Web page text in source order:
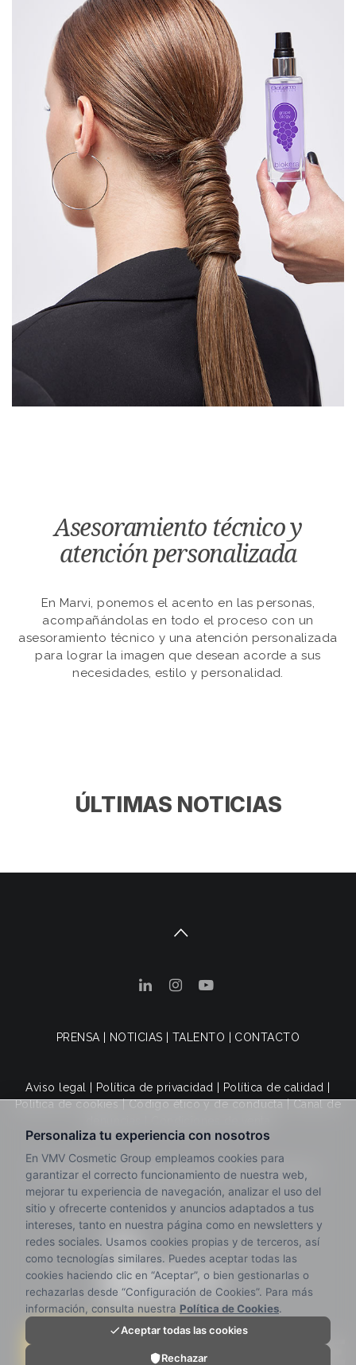
Asesoramiento técnico y
atención personalizada
En Marvi, ponemos el acento en las personas,
acompañándolas en todo el proceso con un
asesoramiento técnico y una atención personalizada
para lograr la imagen que desean acorde a sus
necesidades, estilo y personalidad.
ÚLTIMAS NOTICIAS
PRENSA NOTICIAS TALENTO CONTACTO
Aviso legal Política de privacidad Política de calidad
Política de cookies|Código ético y de conducta|Canal de
© 2025 VMV Cosmetic Group. Todos los derechos
reservados.